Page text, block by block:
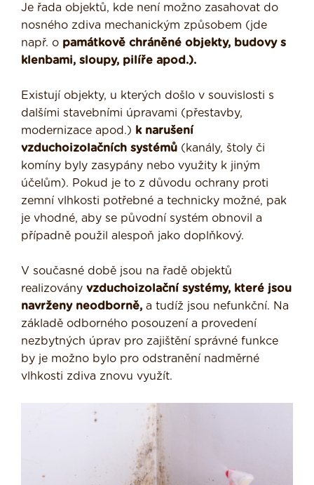
Je řada objektů, kde není možno zasahovat do
nosného zdiva mechanickým způsobem (jde
např. o památkově chráněné objekty, budovy s
klenbami, sloupy, pilíře apod.).
Existují objekty, u kterých došlo v souvislosti s
dalšími stavebními úpravami (přestavby,
modernizace apod.) k narušení
vzduchoizolačních systémů (kanály, štoly či
komíny byly zasypány nebo využity k jiným
účelům). Pokud je to z důvodu ochrany proti
zemní vlhkosti potřebné a technicky možné, pak
je vhodné, aby se původní systém obnovil a
případně použil alespoň jako doplňkový.
V současné době jsou na řadě objektů
realizovány vzduchoizolační systémy, které jsou
navrženy neodborně, a tudíž jsou nefunkční. Na
základě odborného posouzení a provedení
nezbytných úprav pro zajištění správné funkce
by je možno bylo pro odstranění nadměrné
vlhkosti zdiva znovu využít.